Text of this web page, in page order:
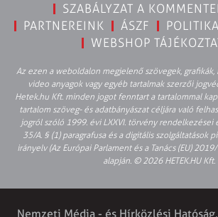
SZABÁLYZAT A
PARTNEREINK
ÁSZF
WEBSHOP
Az ezen a weboldalon megjelenő szövegek,
video anyagok vagy egyéb tartalmak szerzői
Hetek.hu Kft. minden jogot fenntart a tartalommal
tartalom szöveg- és adatbányászat céljára való
jogról szóló 1999. évi LXXVI. törvény
35/A. § (1) paragrafusa és a digitális szolgáltatások
irányelv (Az Európai Parlament és a Tanács (EU)
alapján. © 2026 HETEK.HU Kft.
Nemzeti Média - és Hírközlési